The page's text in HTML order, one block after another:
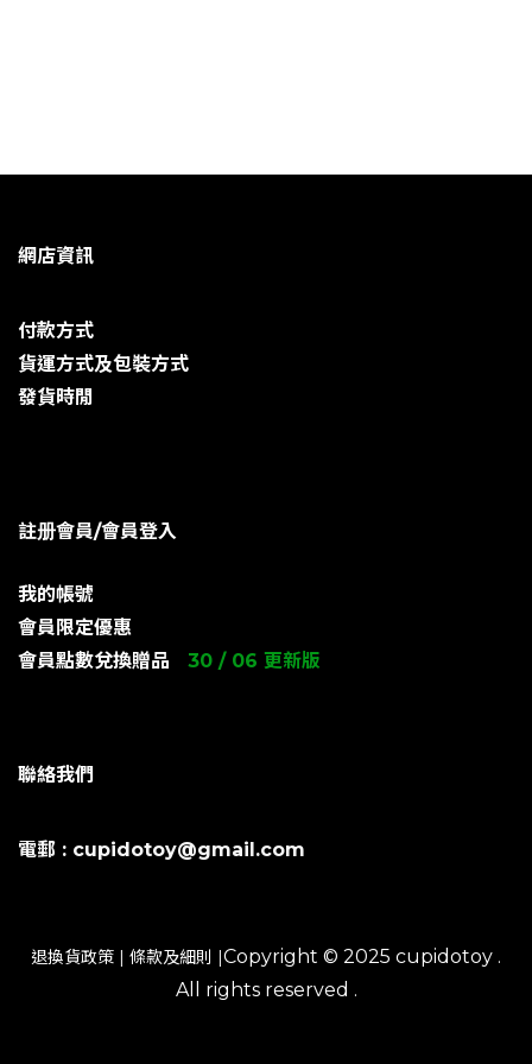
網店資訊
付款方式
貨運方式及包裝方式
發貨時閒
註册會員/會員登入
我的帳號
會員限定優惠
會員點數兌換贈品
30 / 06 更新版
聯絡我們
電郵 : cupidotoy@gmail.com
退換貨政策 | 條款及細則 |Copyright © 2025 cupidotoy .
All rights reserved .